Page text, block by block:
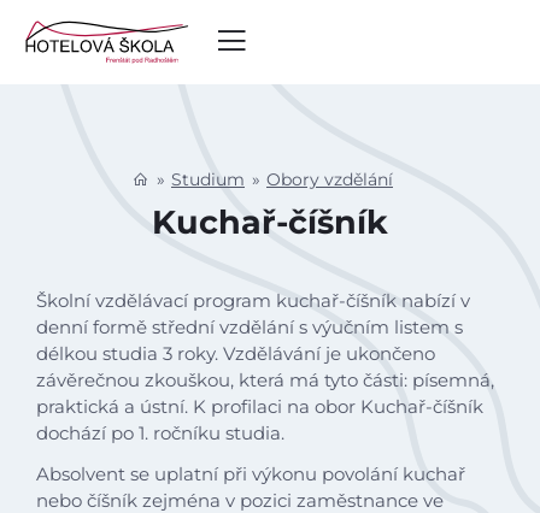
Studium Obory vzdělání
Kuchař-číšník
Školní vzdělávací program kuchař-číšník nabízí v
denní formě střední vzdělání s výučním listem s
délkou studia 3 roky. Vzdělávání je ukončeno
závěrečnou zkouškou, která má tyto části: písemná,
praktická a ústní. K profilaci na obor Kuchař-číšník
dochází po 1. ročníku studia.
Absolvent se uplatní při výkonu povolání kuchař
nebo číšník zejména v pozici zaměstnance ve